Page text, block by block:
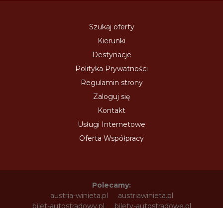
Szukaj oferty
Kierunki
Destynacje
Polityka Prywatności
Regulamin strony
Zaloguj się
Kontakt
Usługi Internetowe
Oferta Współpracy
Polecamy:
austria-winieta.pl
austriawinieta.pl
bilet-autostradowy.pl
bilety-autostradowe.pl